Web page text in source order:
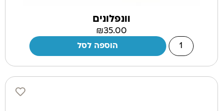
וונפלונים
₪35.00
הוספה לסל